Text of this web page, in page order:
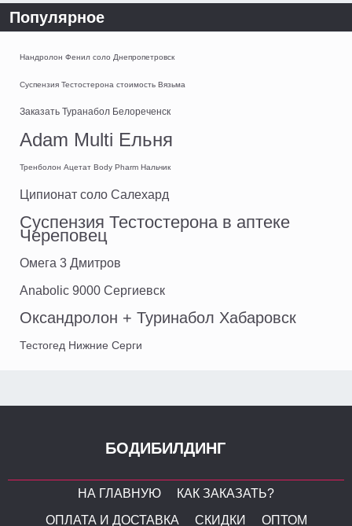
Популярное
Нандролон Фенил соло Днепропетровск
Суспензия Тестостерона стоимость Вязьма
Заказать Туранабол Белореченск
Adam Multi Ельня
Тренболон Ацетат Body Pharm Нальчик
Ципионат соло Салехард
Суспензия Тестостерона в аптеке
Череповец
Омега 3 Дмитров
Anabolic 9000 Сергиевск
Оксандролон + Туринабол Хабаровск
Тестогед Нижние Серги
БОДИБИЛДИНГ
НА ГЛАВНУЮ
КАК ЗАКАЗАТЬ?
ОПЛАТА И ДОСТАВКА
СКИДКИ ОПТОМ